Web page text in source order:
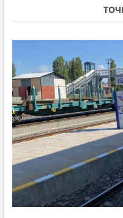
g
a
t
i
o
n
а
я
: